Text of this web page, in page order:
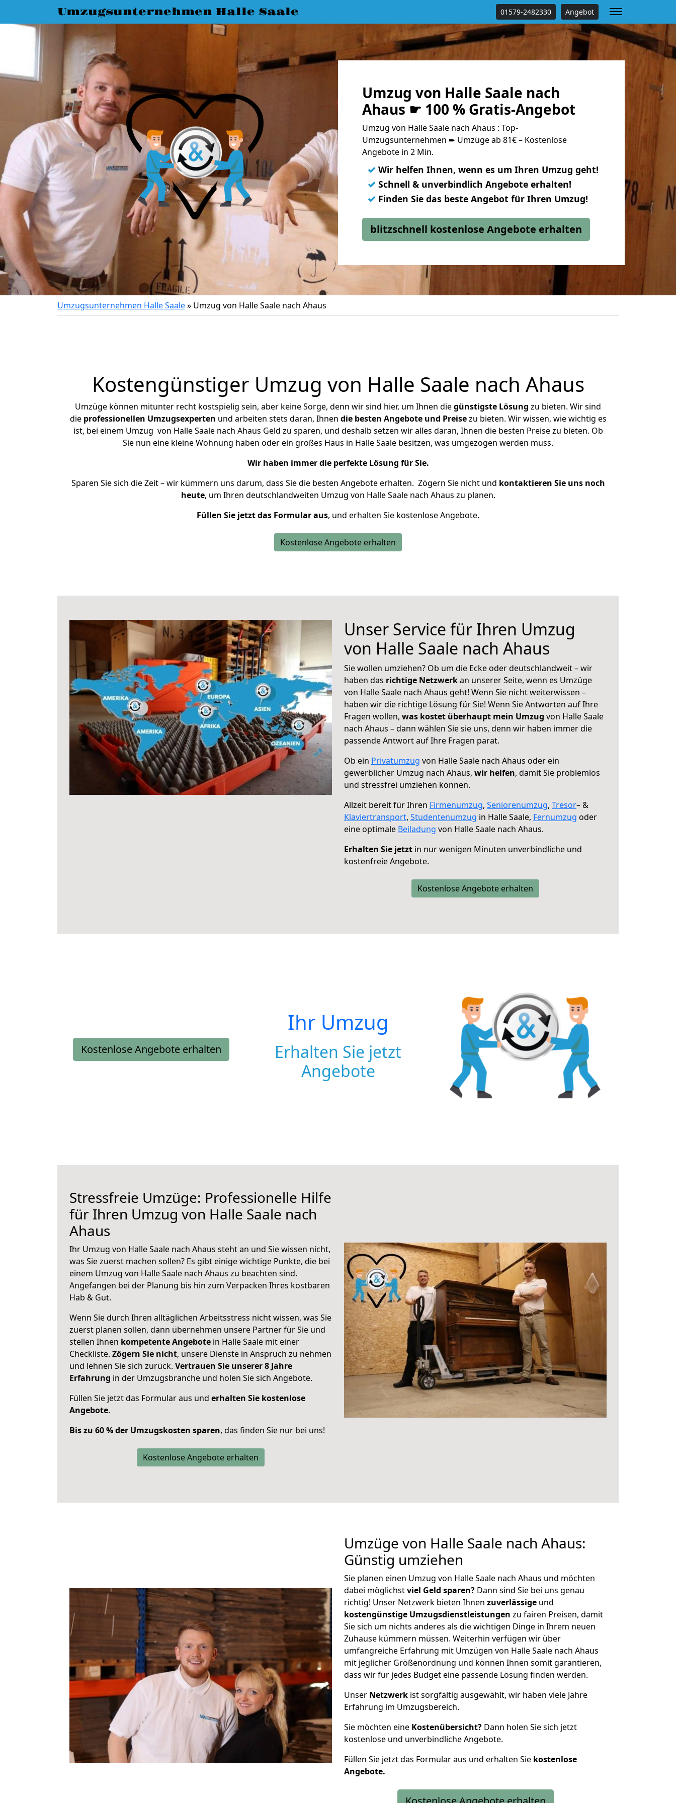
Umzugsunternehmen Halle Saale 01579-2482330 Angebot
Umzug von Halle Saale nach
Ahaus ☛ 100 % Gratis-Angebot
Umzug von Halle Saale nach Ahaus : Top-
Umzugsunternehmen ➨ Umzüge ab 81€ – Kostenlose
Angebote in 2 Min.
✓ Wir helfen Ihnen, wenn es um Ihren Umzug geht!
✓ Schnell & unverbindlich Angebote erhalten!
✓ Finden Sie das beste Angebot für Ihren Umzug!
blitzschnell kostenlose Angebote erhalten
Umzugsunternehmen Halle Saale» Umzug von Halle Saale nach Ahaus
Kostengünstiger Umzug von Halle Saale nach Ahaus
Umzüge können mitunter recht kostspielig sein, aber keine Sorge, denn wir sind hier, um Ihnen diegünstigste Lösung zu bieten. Wir sind
die professionellen Umzugsexperten und arbeiten stets daran, Ihnen die besten Angebote und Preisezu bieten. Wir wissen, wie wichtig es
ist, bei einem Umzug von Halle Saale nach Ahaus Geld zu sparen, und deshalb setzen wir alles daran, Ihnen die besten Preise zu bieten. Ob
Sie nun eine kleine Wohnung haben oder ein großes Haus in Halle Saale besitzen, was umgezogen werden muss.
Wir haben immer die perfekte Lösung für Sie.
Sparen Sie sich die Zeit – wir kümmern uns darum, dass Sie die besten Angebote erhalten. Zögern Sie nicht und kontaktieren Sie uns noch
heute, um Ihren deutschlandweiten Umzug von Halle Saale nach Ahaus zu planen.
Füllen Sie jetzt das Formular aus, und erhalten Sie kostenlose Angebote.
Kostenlose Angebote erhalten
Unser Service für Ihren Umzug
von Halle Saale nach Ahaus
Sie wollen umziehen? Ob um die Ecke oder deutschlandweit – wir
haben das richtige Netzwerkan unserer Seite, wenn es Umzüge
von Halle Saale nach Ahaus geht! Wenn Sie nicht weiterwissen –
haben wir die richtige Lösung für Sie! Wenn Sie Antworten auf Ihre
Fragen wollen, was kostet überhaupt mein Umzug von Halle Saale
nach Ahaus – dann wählen Sie sie uns, denn wir haben immer die
passende Antwort auf Ihre Fragen parat.
Ob ein Privatumzug von Halle Saale nach Ahaus oder ein
gewerblicher Umzug nach Ahaus, wir helfen, damit Sie problemlos
und stressfrei umziehen können.
Allzeit bereit für Ihren Firmenumzug, Seniorenumzug, Tresor– &
Klaviertransport, Studentenumzug in Halle Saale, Fernumzug oder
eine optimale Beiladung von Halle Saale nach Ahaus.
Erhalten Sie jetzt in nur wenigen Minuten unverbindliche und
kostenfreie Angebote.
Kostenlose Angebote erhalten
Kostenlose Angebote erhalten
Ihr Umzug
Erhalten Sie jetzt
Angebote
Stressfreie Umzüge: Professionelle Hilfe
für Ihren Umzug von Halle Saale nach
Ahaus
Ihr Umzug von Halle Saale nach Ahaus steht an und Sie wissen nicht,
was Sie zuerst machen sollen? Es gibt einige wichtige Punkte, die bei
einem Umzug von Halle Saale nach Ahaus zu beachten sind.
Angefangen bei der Planung bis hin zum Verpacken Ihres kostbaren
Hab & Gut.
Wenn Sie durch Ihren alltäglichen Arbeitsstress nicht wissen, was Sie
zuerst planen sollen, dann übernehmen unsere Partner für Sie und
stellen Ihnen kompetente Angebote in Halle Saale mit einer
Checkliste. Zögern Sie nicht, unsere Dienste in Anspruch zu nehmen
und lehnen Sie sich zurück. Vertrauen Sie unserer 8 Jahre
Erfahrung in der Umzugsbranche und holen Sie sich Angebote.
Füllen Sie jetzt das Formular aus und erhalten Sie kostenlose
Angebote.
Bis zu 60 % der Umzugskosten sparen, das finden Sie nur bei uns!
Kostenlose Angebote erhalten
Umzüge von Halle Saale nach Ahaus:
Günstig umziehen
Sie planen einen Umzug von Halle Saale nach Ahaus und möchten
dabei möglichstviel Geld sparen? Dann sind Sie bei uns genau
richtig! Unser Netzwerk bieten Ihnen zuverlässige und
kostengünstige Umzugsdienstleistungen zu fairen Preisen, damit
Sie sich um nichts anderes als die wichtigen Dinge in Ihrem neuen
Zuhause kümmern müssen. Weiterhin verfügen wir über
umfangreiche Erfahrung mit Umzügen von Halle Saale nach Ahaus
mit jeglicher Größenordnung und können Ihnen somit garantieren,
dass wir für jedes Budget eine passende Lösung finden werden.
Unser Netzwerk ist sorgfältig ausgewählt, wir haben viele Jahre
Erfahrung im Umzugsbereich.
Sie möchten eine Kostenübersicht? Dann holen Sie sich jetzt
kostenlose und unverbindliche Angebote.
Füllen Sie jetzt das Formular aus und erhalten Sie kostenlose
Angebote.